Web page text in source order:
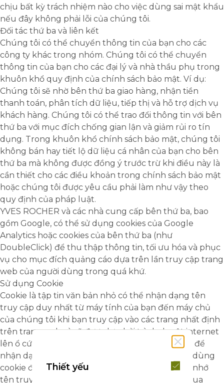
chịu bất kỳ trách nhiệm nào cho việc dùng sai mật khẩu
nếu đây không phải lỗi của chúng tôi.
Đối tác thứ ba và liên kết
Chúng tôi có thể chuyển thông tin của bạn cho các
công ty khác trong nhóm. Chúng tôi có thể chuyển
thông tin của bạn cho các đại lý và nhà thầu phụ trong
khuôn khổ quy định của chính sách bảo mật. Ví dụ:
Chúng tôi sẽ nhờ bên thứ ba giao hàng, nhận tiền
thanh toán, phân tích dữ liệu, tiếp thị và hỗ trợ dịch vụ
khách hàng. Chúng tôi có thể trao đổi thông tin với bên
thứ ba với mục đích chống gian lận và giảm rủi ro tín
dụng. Trong khuôn khổ chính sách bảo mật, chúng tôi
không bán hay tiết lộ dữ liệu cá nhân của bạn cho bên
thứ ba mà không được đồng ý trước trừ khi điều này là
cần thiết cho các điều khoản trong chính sách bảo mật
hoặc chúng tôi được yêu cầu phải làm như vậy theo
quy định của pháp luật.
YVES ROCHER và các nhà cung cấp bên thứ ba, bao
gồm Google, có thể sử dụng cookies của Google
Analytics hoặc cookies của bên thứ ba (như
DoubleClick) để thu thập thông tin, tối ưu hóa và phục
vụ cho mục đích quảng cáo dựa trên lần truy cập trang
web của người dùng trong quá khứ.
Sử dụng Cookie
Cookie là tập tin văn bản nhỏ có thể nhận dạng tên
truy cập duy nhất từ máy tính của bạn đến máy chủ
của chúng tôi khi bạn truy cập vào các trang nhất định
trên trang web và sẽ được lưu bởi trình duyệt internet
lên ổ cứng máy tính của bạn. Cookie được dùng để
nhận dạng địa chỉ IP, lưu lại thời gian. Chúng tôi dùng
cookie để tiện cho bạn vào trang web (ví dụ: ghi nhớ
tên truy cập khi bạn muốn vào thay đổi lại giỏ mua
Thiết yếu